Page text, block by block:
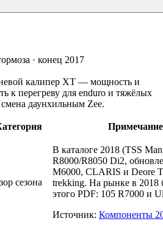
· конец 2017
калипер XT — мощность и
к перегреву для enduro и тяжёлых
даунхильным Zee.
Примечание
сезона
В каталоге 2018 (TSS
R8000/R8050 Di2,
M6000, CLARIS и Deore
trekking. На рынке в 2018
этого PDF: 105 R7000 и
Источник: Компоненты